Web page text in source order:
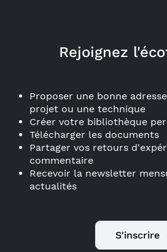
Rejoignez
Proposer une bonne
projet ou une technique
Créer votre bibliothèque
Télécharger les documents
Partager vos retours
commentaire
Recevoir la newsletter
actualités
S'inscrire